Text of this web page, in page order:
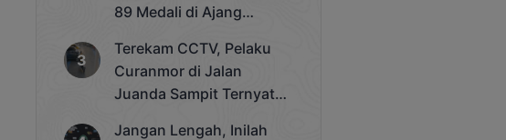
89 Medali di Ajang
Cup 2025
Terekam CCTV, Pelaku
Curanmor di Jalan
Juanda Sampit Ternyata
Jangan Lengah, Inilah